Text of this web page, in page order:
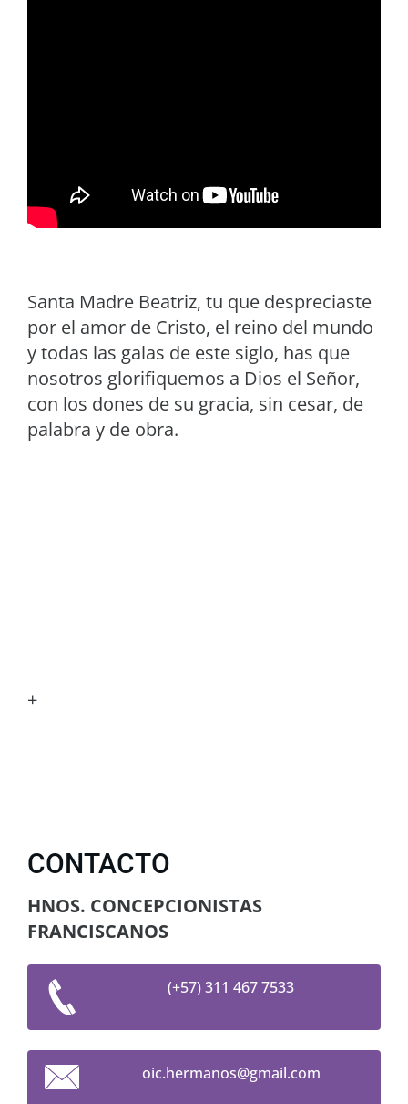
Santa Madre Beatriz, tu que despreciaste
por el amor de Cristo, el reino del mundo
y todas las galas de este siglo, has que
nosotros glorifiquemos a Dios el Señor,
con los dones de su gracia, sin cesar, de
palabra y de obra.
+
CONTACTO
HNOS. CONCEPCIONISTAS
FRANCISCANOS
(+57) 311 467 7533
oic.hermanos@gmail.com